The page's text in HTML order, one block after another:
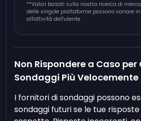
**Valori basati sulla nostra ricerca di
delle singole piattaforme possono variare
all'attività dell'utente
Non Rispondere a Caso
Sondaggi Più Velocemente
I fornitori di sondaggi possono
sondaggi futuri se le tue